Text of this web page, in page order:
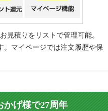
見積りをリストで管理可能。
。マイページでは注文履歴や保
かげ様で27周年